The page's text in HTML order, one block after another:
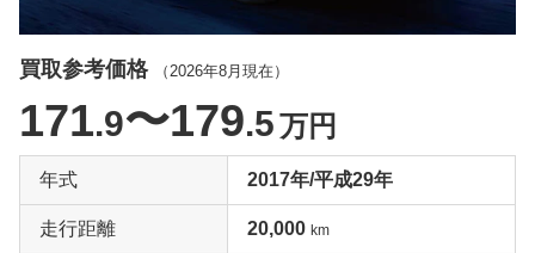
買取参考価格 （ 2026年8月 現在）
171.9〜179.5万円
年式 2017年/平成29年
走行距離 20,000 km